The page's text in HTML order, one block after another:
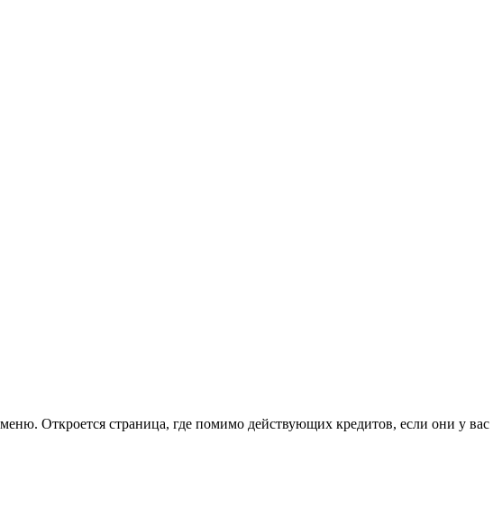
Откроется страница, где помимо действующих кредитов, если они у вас